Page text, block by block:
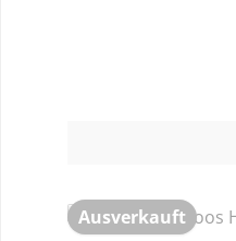
Ausverkauft